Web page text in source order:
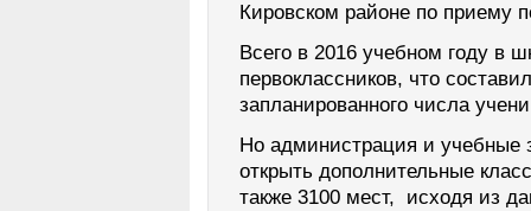
Кировском районе по приему
Всего в 2016 учебном году в
первоклассников, что
запланированного числа
Но администрация и учебные
открыть дополнительные
также 3100 мест, исходя из